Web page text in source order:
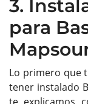
3.
para
Lo primero que
tener instalado